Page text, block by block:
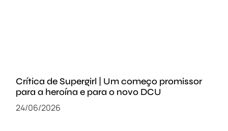
Crítica de Supergirl | Um começo promissor
para a heroína e para o novo DCU
24/06/2026